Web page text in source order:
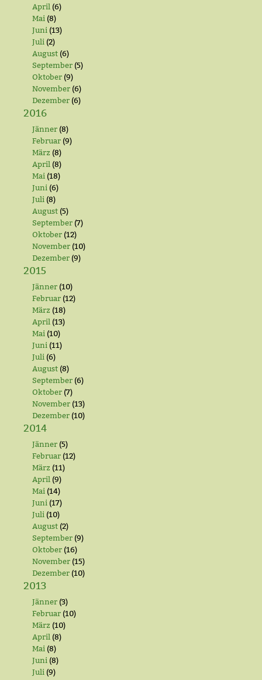
April (6)
Mai (8)
Juni (13)
Juli (2)
August (6)
September (5)
Oktober (9)
November (6)
Dezember (6)
2016
Jänner (8)
Februar (9)
März (8)
April (8)
Mai (18)
Juni (6)
Juli (8)
August (5)
September (7)
Oktober (12)
November (10)
Dezember (9)
2015
Jänner (10)
Februar (12)
März (18)
April (13)
Mai (10)
Juni (11)
Juli (6)
August (8)
September (6)
Oktober (7)
November (13)
Dezember (10)
2014
Jänner (5)
Februar (12)
März (11)
April (9)
Mai (14)
Juni (17)
Juli (10)
August (2)
September (9)
Oktober (16)
November (15)
Dezember (10)
2013
Jänner (3)
Februar (10)
März (10)
April (8)
Mai (8)
Juni (8)
Juli (9)